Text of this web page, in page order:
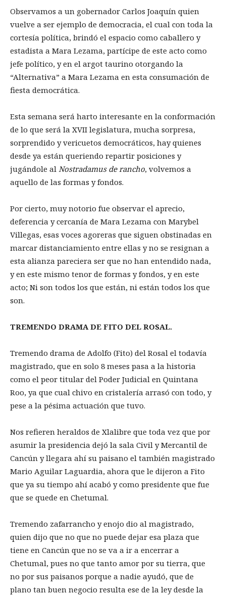
Observamos a un gobernador Carlos Joaquín quien
vuelve a ser ejemplo de democracia, el cual con toda la
cortesía política, brindó el espacio como caballero y
estadista a Mara Lezama, partícipe de este acto como
jefe político, y en el argot taurino otorgando la
“Alternativa” a Mara Lezama en esta consumación de
fiesta democrática.
Esta semana será harto interesante en la conformación
de lo que será la XVII legislatura, mucha sorpresa,
sorprendido y vericuetos democráticos, hay quienes
desde ya están queriendo repartir posiciones y
jugándole al Nostradamus de rancho, volvemos a
aquello de las formas y fondos.
Por cierto, muy notorio fue observar el aprecio,
deferencia y cercanía de Mara Lezama con Marybel
Villegas, esas voces agoreras que siguen obstinadas en
marcar distanciamiento entre ellas y no se resignan a
esta alianza pareciera ser que no han entendido nada,
y en este mismo tenor de formas y fondos, y en este
acto; Ni son todos los que están, ni están todos los que
son.
TREMENDO DRAMA DE FITO DEL ROSAL.
Tremendo drama de Adolfo (Fito) del Rosal el todavía
magistrado, que en solo 8 meses pasa a la historia
como el peor titular del Poder Judicial en Quintana
Roo, ya que cual chivo en cristalería arrasó con todo, y
pese a la pésima actuación que tuvo.
Nos refieren heraldos de Xlalibre que toda vez que por
asumir la presidencia dejó la sala Civil y Mercantil de
Cancún y llegara ahí su paisano el también magistrado
Mario Aguilar Laguardia, ahora que le dijeron a Fito
que ya su tiempo ahí acabó y como presidente que fue
que se quede en Chetumal.
Tremendo zafarrancho y enojo dio al magistrado,
quien dijo que no que no puede dejar esa plaza que
tiene en Cancún que no se va a ir a encerrar a
Chetumal, pues no que tanto amor por su tierra, que
no por sus paisanos porque a nadie ayudó, que de
plano tan buen negocio resulta ese de la ley desde la